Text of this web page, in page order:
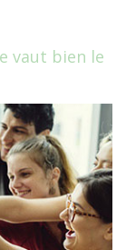
vaut bien le